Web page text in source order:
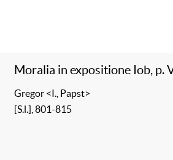
Moralia in expositione Iob, p.
Gregor <I., Papst>
[S.l.], 801-815